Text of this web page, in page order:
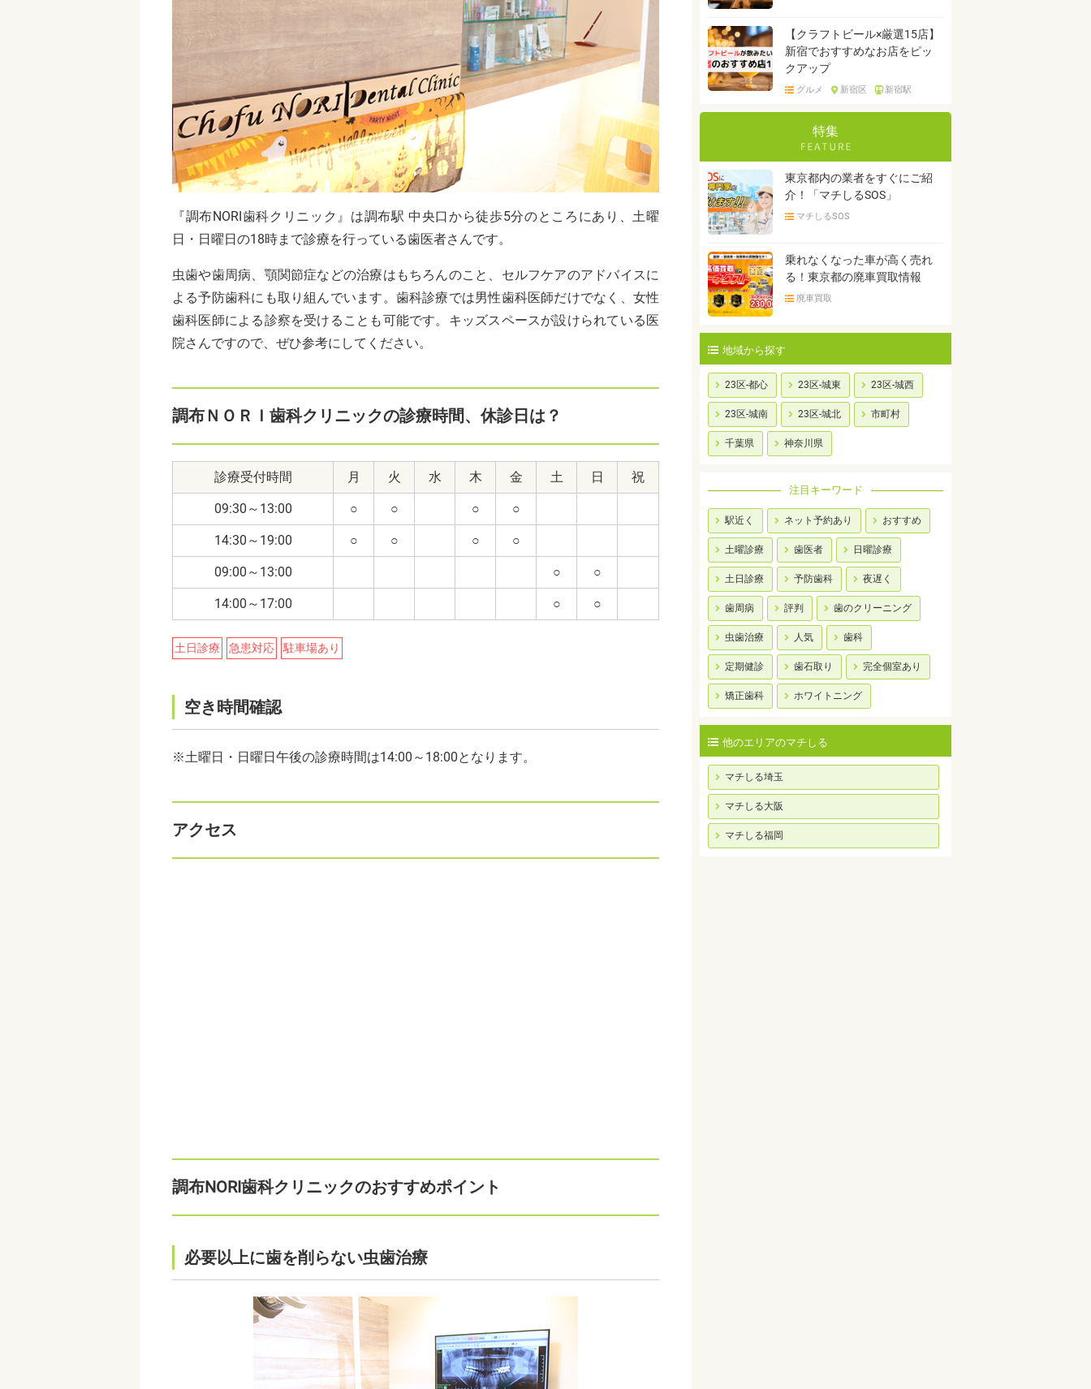
『調布NORI歯科クリニック』は調布駅 中央口から徒歩5分のところにあり、土曜
日・日曜日の18時まで診療を行っている歯医者さんです。
虫歯や歯周病、顎関節症などの治療はもちろんのこと、セルフケアのアドバイスに
よる予防歯科にも取り組んでいます。歯科診療では男性歯科医師だけでなく、女性
歯科医師による診察を受けることも可能です。キッズスペースが設けられている医
院さんですので、ぜひ参考にしてください。
調布ＮＯＲＩ歯科クリニックの診療時間、休診日は？
診療受付時間 月 火 水 木 金 土 日 祝
09:30～13:00 ○ ○ ○ ○
14:30～19:00 ○ ○ ○ ○
09:00～13:00 ○ ○
14:00～17:00 ○ ○
土日診療 急患対応 駐車場あり
空き時間確認
※土曜日・日曜日午後の診療時間は14:00～18:00となります。
アクセス
調布NORI歯科クリニックのおすすめポイント
必要以上に歯を削らない虫歯治療
【クラフトビール×厳選15店】
新宿でおすすめなお店をピッ
クアップ
グルメ 新宿区 新宿駅
特集
東京都内の業者をすぐにご紹
介！「マチしるSOS」
マチしるSOS
乗れなくなった車が高く売れ
る！東京都の廃車買取情報
廃車買取
地域から探す
23区-都心 23区-城東 23区-城西
23区-城南 23区-城北 市町村
千葉県 神奈川県
注目キーワード
駅近く ネット予約あり おすすめ
土曜診療 歯医者 日曜診療
土日診療 予防歯科 夜遅く
歯周病 評判 歯のクリーニング
虫歯治療 人気 歯科
定期健診 歯石取り 完全個室あり
矯正歯科 ホワイトニング
他のエリアのマチしる
マチしる埼玉
マチしる大阪
マチしる福岡